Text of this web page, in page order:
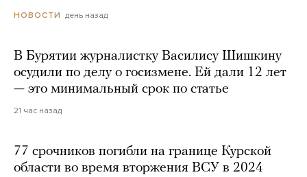
НОВОСТИ день назад
В Бурятии журналистку Василису Шишкину
осудили по делу о госизмене. Ей дали 12 лет
— это минимальный срок по статье
21 час назад
77 срочников погибли на границе Курской
области во время вторжения ВСУ в 2024